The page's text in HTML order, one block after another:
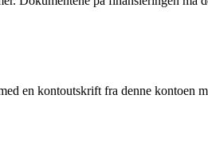
en kontoutskrift fra denne kontoen